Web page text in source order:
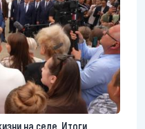
на селе. Итоги